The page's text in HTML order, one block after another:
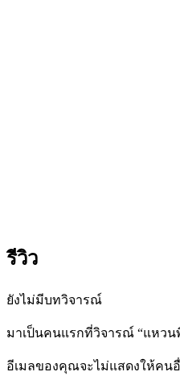
รีวิว
ยังไม่มีบทวิจารณ์
มาเป็นคนแรกที่วิจารณ์ “แหวน
อีเมลของคุณจะไม่แสดงให้คน